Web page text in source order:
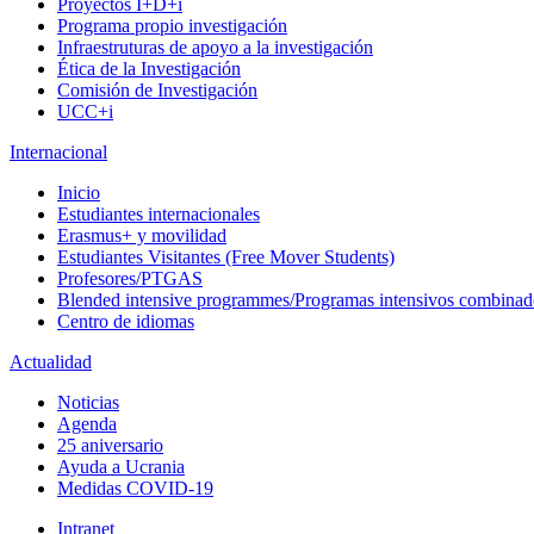
Proyectos I+D+i
Programa propio investigación
Infraestruturas de apoyo a la investigación
Ética de la Investigación
Comisión de Investigación
UCC+i
Internacional
Inicio
Estudiantes internacionales
Erasmus+ y movilidad
Estudiantes Visitantes (Free Mover Students)
Profesores/PTGAS
Blended intensive programmes/Programas intensivos
Centro de idiomas
Actualidad
Noticias
Agenda
25 aniversario
Ayuda a Ucrania
Medidas COVID-19
Intranet